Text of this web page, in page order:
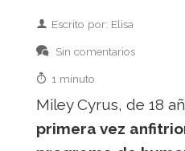
Escrito por: Elisa
Sin comentarios
1 minuto
Miley Cyrus, de 18
primera vez